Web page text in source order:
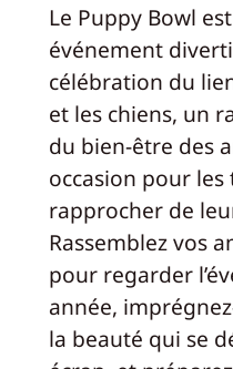
Le Puppy Bowl
événement
célébration du
et les chiens, un
du bien-être des
occasion pour
rapprocher de
Rassemblez vos
pour regarder
année,
la beauté qui se